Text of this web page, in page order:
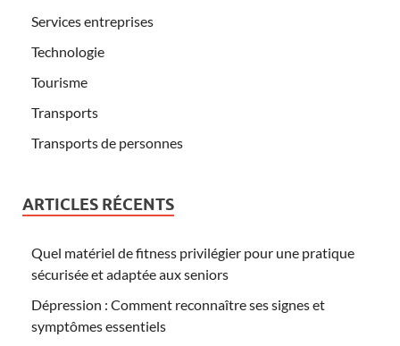
Services entreprises
Technologie
Tourisme
Transports
Transports de personnes
ARTICLES RÉCENTS
Quel matériel de fitness privilégier pour une pratique
sécurisée et adaptée aux seniors
Dépression : Comment reconnaître ses signes et
symptômes essentiels